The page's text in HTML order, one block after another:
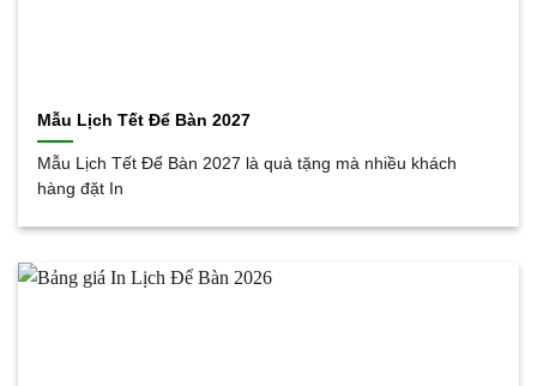
Mẫu Lịch Tết Để Bàn 2027
Mẫu Lịch Tết Để Bàn 2027 là quà tặng mà nhiều khách
hàng đặt In